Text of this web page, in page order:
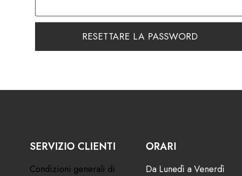
RESETTARE LA PASSWORD
SERVIZIO CLIENTI
Condizioni generali di
ORARI
Da Lunedì a Venerdì